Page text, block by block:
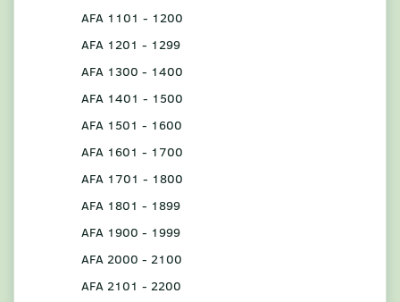
AFA 1101 - 1200
AFA 1201 - 1299
AFA 1300 - 1400
AFA 1401 - 1500
AFA 1501 - 1600
AFA 1601 - 1700
AFA 1701 - 1800
AFA 1801 - 1899
AFA 1900 - 1999
AFA 2000 - 2100
AFA 2101 - 2200